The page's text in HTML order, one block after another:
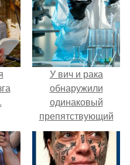
У вич и рака
обнаружили
одинаковый
препятствующий
лечению механизм.